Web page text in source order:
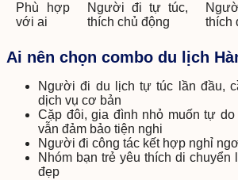
Phù hợp
với ai
Người đi tự túc,
thích chủ động
thích
Ai nên chọn combo du lịch
Người đi du lịch tự túc lần đầu,
dịch vụ cơ bản
Cặp đôi, gia đình nhỏ muốn tự
vẫn đảm bảo tiện nghi
Người đi công tác kết hợp nghỉ
Nhóm bạn trẻ yêu thích di chuyển
đẹp